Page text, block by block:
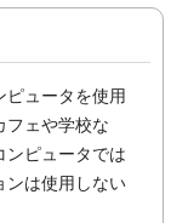
ピュータを使用
フェや学校な
ンピュータでは
ンは使用しない